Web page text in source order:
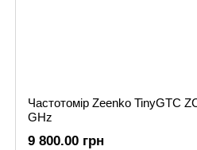
Частотомір Zeenko TinyGTC
GHz
9 800.00 грн